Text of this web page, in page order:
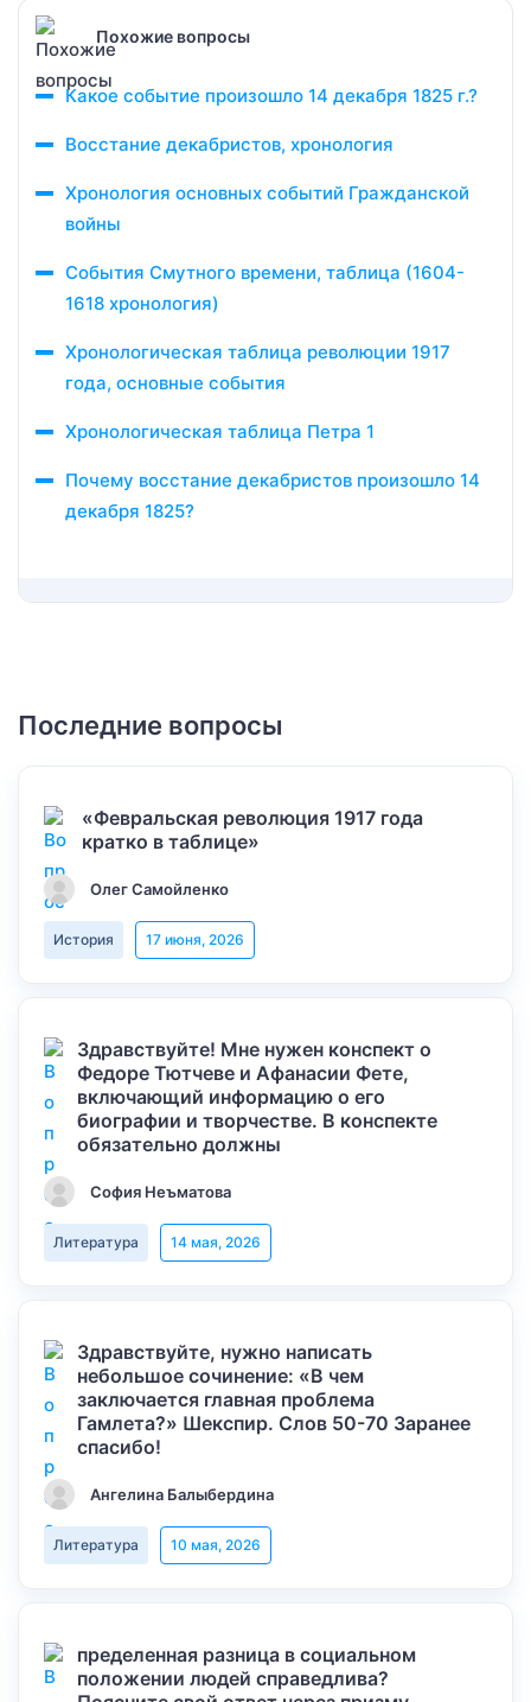
Похожие вопросы
Какое событие произошло 14 декабря 1825 г.?
Восстание декабристов, хронология
Хронология основных событий Гражданской
войны
События Смутного времени, таблица (1604-
1618 хронология)
Хронологическая таблица революции 1917
года, основные события
Хронологическая таблица Петра 1
Почему восстание декабристов произошло 14
декабря 1825?
Последние вопросы
«Февральская революция 1917 года
кратко в таблице»
Олег Самойленко
История 17 июня, 2026
Здравствуйте! Мне нужен конспект о
Федоре Тютчеве и Афанасии Фете,
включающий информацию о его
биографии и творчестве. В конспекте
обязательно должны
София Неъматова
Литература 14 мая, 2026
Здравствуйте, нужно написать
небольшое сочинение: «В чем
заключается главная проблема
Гамлета?» Шекспир. Слов 50-70 Заранее
спасибо!
Ангелина Балыбердина
Литература 10 мая, 2026
пределенная разница в социальном
положении людей справедлива?